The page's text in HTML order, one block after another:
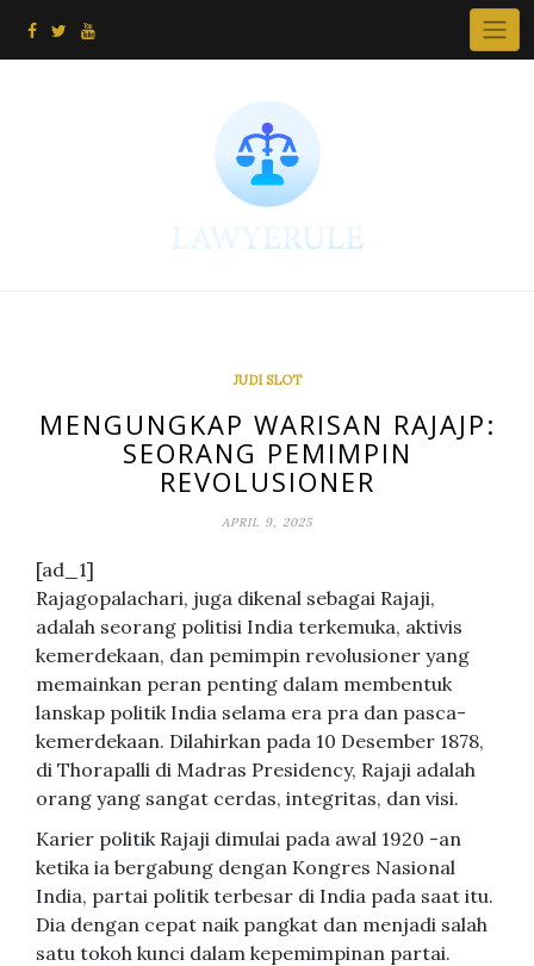
JUDI SLOT
MENGUNGKAP WARISAN RAJAJP:
SEORANG PEMIMPIN
REVOLUSIONER
APRIL 9, 2025
[ad_1]
Rajagopalachari, juga dikenal sebagai Rajaji,
adalah seorang politisi India terkemuka, aktivis
kemerdekaan, dan pemimpin revolusioner yang
memainkan peran penting dalam membentuk
lanskap politik India selama era pra dan pasca-
kemerdekaan. Dilahirkan pada 10 Desember 1878,
di Thorapalli di Madras Presidency, Rajaji adalah
orang yang sangat cerdas, integritas, dan visi.
Karier politik Rajaji dimulai pada awal 1920 -an
ketika ia bergabung dengan Kongres Nasional
India, partai politik terbesar di India pada saat itu.
Dia dengan cepat naik pangkat dan menjadi salah
satu tokoh kunci dalam kepemimpinan partai.